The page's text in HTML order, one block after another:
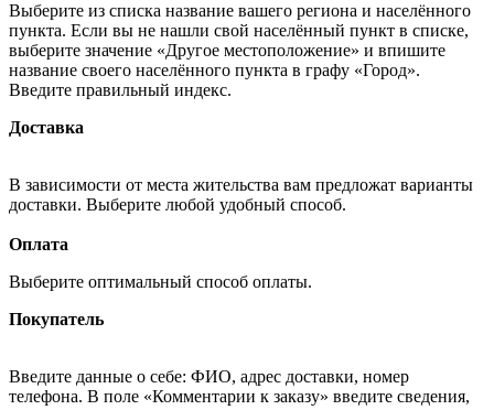
Выберите из списка название вашего региона и населённого
пункта. Если вы не нашли свой населённый пункт в списке,
выберите значение «Другое местоположение» и впишите
название своего населённого пункта в графу «Город».
Введите правильный индекс.
Доставка
В зависимости от места жительства вам предложат варианты
доставки. Выберите любой удобный способ.
Оплата
Выберите оптимальный способ оплаты.
Покупатель
Введите данные о себе: ФИО, адрес доставки, номер
телефона. В поле «Комментарии к заказу» введите сведения,